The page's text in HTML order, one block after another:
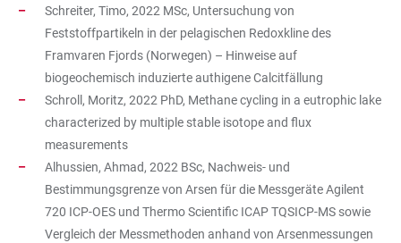
Schreiter, Timo, 2022 MSc, Untersuchung von
Feststoffpartikeln in der pelagischen Redoxkline des
Framvaren Fjords (Norwegen) – Hinweise auf
biogeochemisch induzierte authigene Calcitfällung
Schroll, Moritz, 2022 PhD, Methane cycling in a eutrophic lake
characterized by multiple stable isotope and flux
measurements
Alhussien, Ahmad, 2022 BSc, Nachweis- und
Bestimmungsgrenze von Arsen für die Messgeräte Agilent
720 ICP-OES und Thermo Scientific ICAP TQSICP-MS sowie
Vergleich der Messmethoden anhand von Arsenmessungen